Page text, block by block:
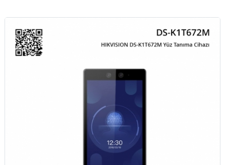
HIKVISION DS-K1T342MX Yüz